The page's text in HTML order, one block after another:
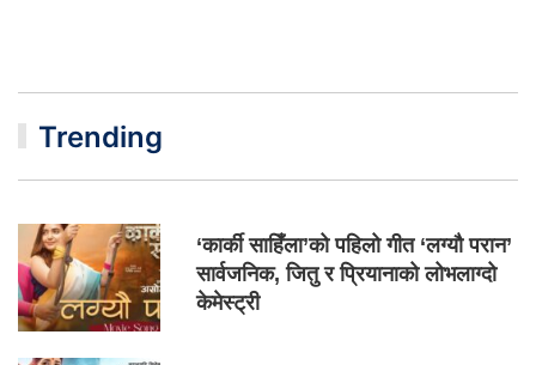
Trending
‘कार्की साहिँला’को पहिलो गीत ‘लग्यौ परान’
सार्वजनिक, जितु र प्रियानाको लोभलाग्दो
केमेस्ट्री